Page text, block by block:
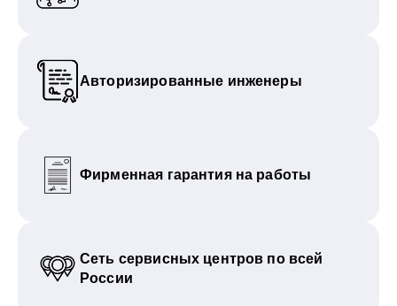
Авторизированные инженеры
Фирменная гарантия на работы
Сеть сервисных центров по всей
России